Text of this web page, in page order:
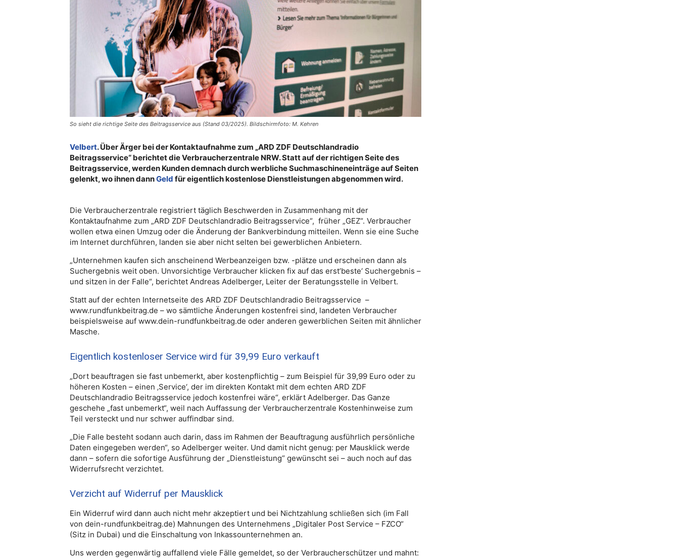
So sieht die richtige Seite des Beitragsservice aus (Stand 03/2025). Bildschirmfoto: M. Kehren
Velbert. Über Ärger bei der Kontaktaufnahme zum „ARD ZDF Deutschlandradio
Beitragsservice“ berichtet die Verbraucherzentrale NRW. Statt auf der richtigen Seite des
Beitragsservice, werden Kunden demnach durch werbliche Suchmaschineneinträge auf Seiten
gelenkt, wo ihnen dannGeld für eigentlich kostenlose Dienstleistungen abgenommen wird.
Die Verbraucherzentrale registriert täglich Beschwerden in Zusammenhang mit der
Kontaktaufnahme zum „ARD ZDF Deutschlandradio Beitragsservice“, früher „GEZ“. Verbraucher
wollen etwa einen Umzug oder die Änderung der Bankverbindung mitteilen. Wenn sie eine Suche
im Internet durchführen, landen sie aber nicht selten bei gewerblichen Anbietern.
„Unternehmen kaufen sich anscheinend Werbeanzeigen bzw. -plätze und erscheinen dann als
Suchergebnis weit oben. Unvorsichtige Verbraucher klicken fix auf das erst’beste‘ Suchergebnis –
und sitzen in der Falle“, berichtet Andreas Adelberger, Leiter der Beratungsstelle in Velbert.
Statt auf der echten Internetseite des ARD ZDF Deutschlandradio Beitragsservice –
www.rundfunkbeitrag.de – wo sämtliche Änderungen kostenfrei sind, landeten Verbraucher
beispielsweise auf www.dein-rundfunkbeitrag.de oder anderen gewerblichen Seiten mit ähnlicher
Masche.
Eigentlich kostenloser Service wird für 39,99 Euro verkauft
„Dort beauftragen sie fast unbemerkt, aber kostenpflichtig – zum Beispiel für 39,99 Euro oder zu
höheren Kosten – einen ‚Service‘, der im direkten Kontakt mit dem echten ARD ZDF
Deutschlandradio Beitragsservice jedoch kostenfrei wäre“, erklärt Adelberger. Das Ganze
geschehe „fast unbemerkt“, weil nach Auffassung der Verbraucherzentrale Kostenhinweise zum
Teil versteckt und nur schwer auffindbar sind.
„Die Falle besteht sodann auch darin, dass im Rahmen der Beauftragung ausführlich persönliche
Daten eingegeben werden“, so Adelberger weiter. Und damit nicht genug: per Mausklick werde
dann – sofern die sofortige Ausführung der „Dienstleistung“ gewünscht sei – auch noch auf das
Widerrufsrecht verzichtet.
Verzicht auf Widerruf per Mausklick
Ein Widerruf wird dann auch nicht mehr akzeptiert und bei Nichtzahlung schließen sich (im Fall
von dein-rundfunkbeitrag.de) Mahnungen des Unternehmens „Digitaler Post Service – FZCO“
(Sitz in Dubai) und die Einschaltung von Inkassounternehmen an.
Uns werden gegenwärtig auffallend viele Fälle gemeldet, so der Verbraucherschützer und mahnt: